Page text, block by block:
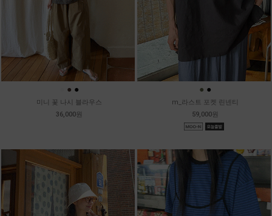
● ●
미니 꽃 나시 블라우스
36,000원
● ●
m_라스트 포켓 린넨티
59,000원